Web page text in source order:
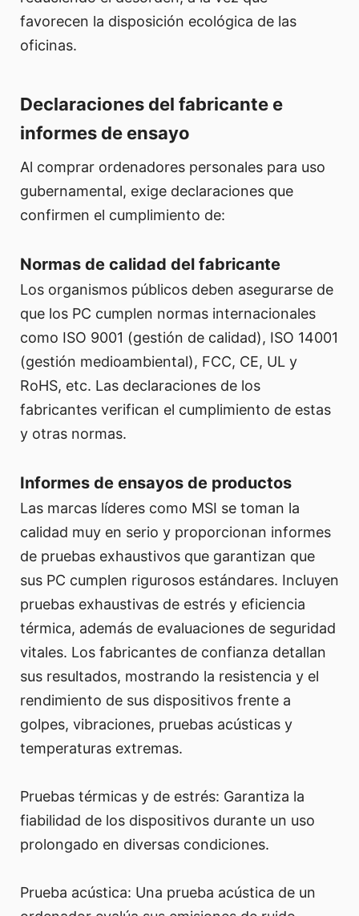
favorecen la disposición ecológica de las
oficinas.
Declaraciones del fabricante e
informes de ensayo
Al comprar ordenadores personales para uso
gubernamental, exige declaraciones que
confirmen el cumplimiento de:
Normas de calidad del fabricante
Los organismos públicos deben asegurarse de
que los PC cumplen normas internacionales
como ISO 9001 (gestión de calidad), ISO 14001
(gestión medioambiental), FCC, CE, UL y
RoHS, etc. Las declaraciones de los
fabricantes verifican el cumplimiento de estas
y otras normas.
Informes de ensayos de productos
Las marcas líderes como MSI se toman la
calidad muy en serio y proporcionan informes
de pruebas exhaustivos que garantizan que
sus PC cumplen rigurosos estándares. Incluyen
pruebas exhaustivas de estrés y eficiencia
térmica, además de evaluaciones de seguridad
vitales. Los fabricantes de confianza detallan
sus resultados, mostrando la resistencia y el
rendimiento de sus dispositivos frente a
golpes, vibraciones, pruebas acústicas y
temperaturas extremas.
Pruebas térmicas y de estrés: Garantiza la
fiabilidad de los dispositivos durante un uso
prolongado en diversas condiciones.
Prueba acústica: Una prueba acústica de un